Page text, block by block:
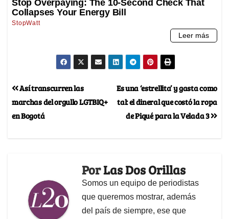
Es una ‘estrellita’ y gasta como
tal: el dineral que costó la ropa
de Piqué para la Velada 3
Así transcurren las
marchas del orgullo LGTBIQ+
en Bogotá
PorLas Dos Orillas
Somos un equipo de periodistas
que queremos mostrar, además
del país de siempre, ese que